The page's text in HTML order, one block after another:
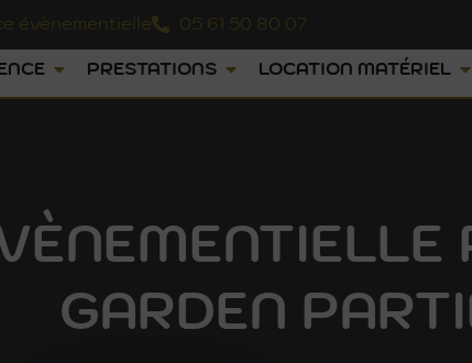
évènementielle 05 61 50 80 07
PRESTATIONS LOCATION MATÉRIEL
GARDEN